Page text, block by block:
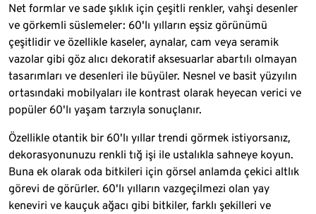
Net formlar ve sade şıklık için çeşitli renkler, vahşi desenler
ve görkemli süslemeler: 60'lı yılların eşsiz görünümü
çeşitlidir ve özellikle kaseler, aynalar, cam veya seramik
vazolar gibi göz alıcı dekoratif aksesuarlar abartılı olmayan
tasarımları ve desenleri ile büyüler. Nesnel ve basit yüzyılın
ortasındaki mobilyaları ile kontrast olarak heyecan verici ve
popüler 60'lı yaşam tarzıyla sonuçlanır.
Özellikle otantik bir 60'lı yıllar trendi görmek istiyorsanız,
dekorasyonunuzu renkli tığ işi ile ustalıkla sahneye koyun.
Buna ek olarak oda bitkileri için görsel anlamda çekici altlık
görevi de görürler. 60'lı yılların vazgeçilmezi olan yay
keneviri ve kauçuk ağacı gibi bitkiler, farklı şekilleri ve